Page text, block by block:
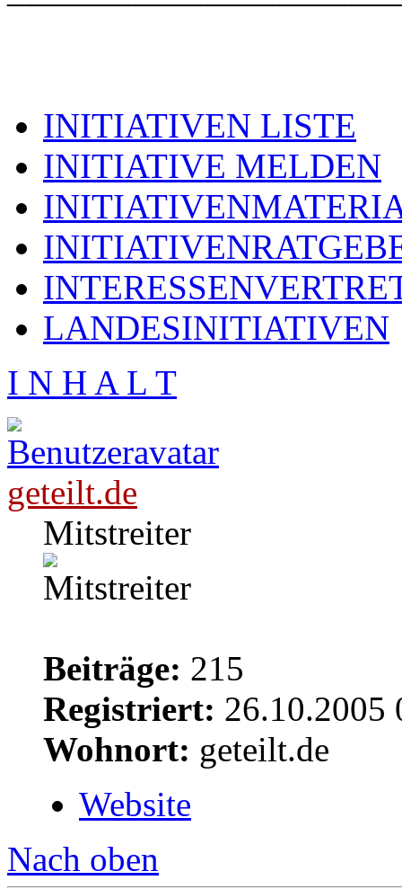
INITIATIVEN LISTE
INITIATIVE MELDEN
LANDESINITIATIVEN
I N H A L T
geteilt.de
Mitstreiter
Beiträge: 215
Registriert: 26.10.2005
Wohnort: geteilt.de
Website
Nach oben